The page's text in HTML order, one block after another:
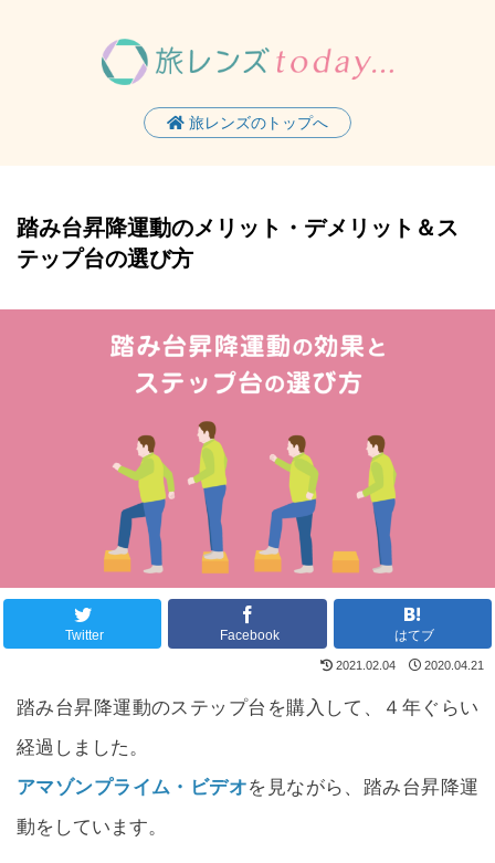
旅レンズのトップへ
踏み台昇降運動のメリット・デメリット＆ス
テップ台の選び方
Twitter Facebook はてブ
2021.02.04 2020.04.21
踏み台昇降運動のステップ台を購入して、４年ぐらい
経過しました。
アマゾンプライム・ビデオを見ながら、踏み台昇降運
動をしています。